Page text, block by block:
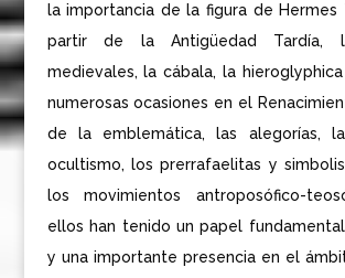
la importancia de la figura de Hermes
partir de la Antigüedad Tardía,
medievales, la cábala, la
numerosas ocasiones en el
de la emblemática, las alegorías,
ocultismo, los prerrafaelitas y
los movimientos antroposófico-
ellos han tenido un papel
y una importante presencia en el